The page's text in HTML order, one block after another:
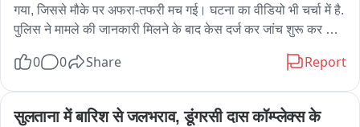
गया, जिससे मौके पर अफरा-तफरी मच गई। घटना का वीडियो भी चर्चा में है.
पुलिस ने मामले की जानकारी मिलने के बाद केस दर्ज कर जांच शुरू कर दी
0 0 Share Report
सुलताना में बारिश से जलभराव, डूंगरसी दास कॉम्प्लेक्स के